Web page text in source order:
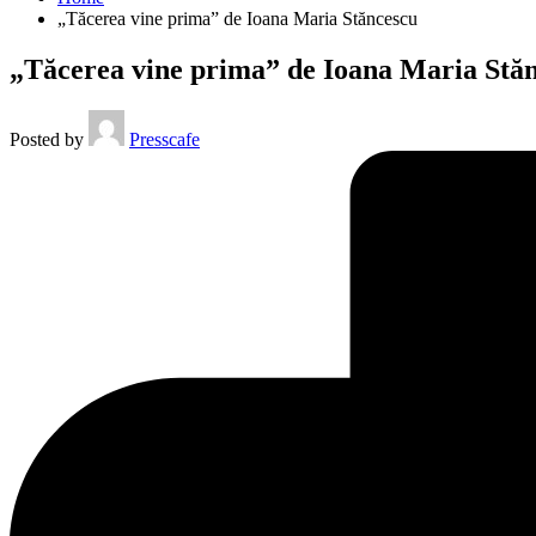
„Tăcerea vine prima” de Ioana Maria Stăncescu
„Tăcerea vine prima” de Ioana Maria
Posted by Presscafe